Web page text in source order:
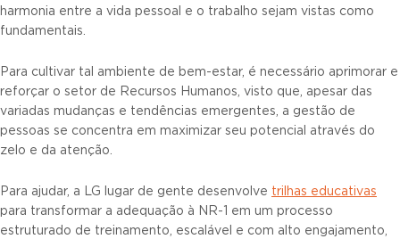
harmonia entre a vida pessoal e o trabalho sejam vistas como
fundamentais.
Para cultivar tal ambiente de bem-estar, é necessário aprimorar e
reforçar o setor de Recursos Humanos, visto que, apesar das
variadas mudanças e tendências emergentes, a gestão de
pessoas se concentra em maximizar seu potencial através do
zelo e da atenção.
Para ajudar, a LG lugar de gente desenvolve trilhas educativas
para transformar a adequação à NR-1 em um processo
estruturado de treinamento, escalável e com alto engajamento,